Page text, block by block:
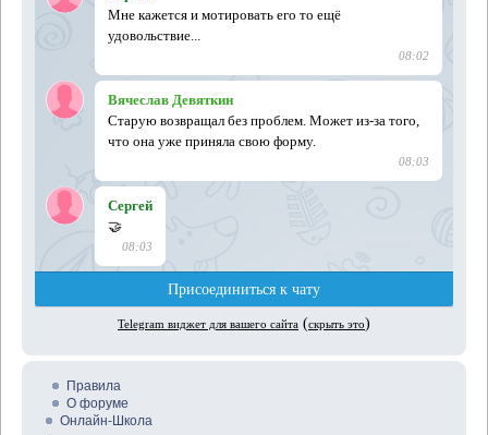
Правила
О форуме
Онлайн-Школа